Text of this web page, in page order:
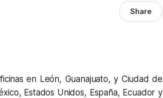
Share
en León, Guanajuato, y Ciudad de
Estados Unidos, España, Ecuador y